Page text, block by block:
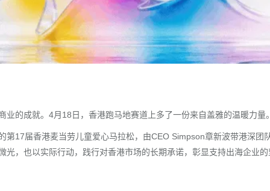
的成就。4月18日，香港跑马地赛道上多了一份来自盖雅的温暖力量
17届香港麦当劳儿童爱心马拉松，由CEO Simpson章新波带港深团
，也以实际行动，践行对香港市场的长期承诺，彰显支持出海企业的